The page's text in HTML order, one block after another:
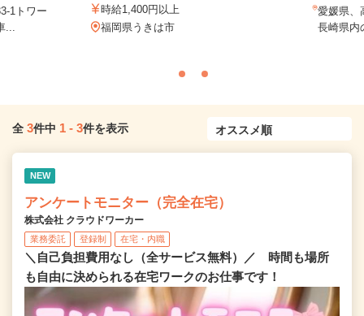
1トワー
時給1,400円以上
福岡県うきは市
愛媛県、
長崎県
全 3件中 1 - 3件を表示
NEW
アンケートモニター（完全在宅）
株式会社 クラウドワーカー
業務委託 登録制 在宅・内職
＼自己負担費用なし（全サービス無料）／ 時間も場所
も自由に決められる在宅ワークのお仕事です！